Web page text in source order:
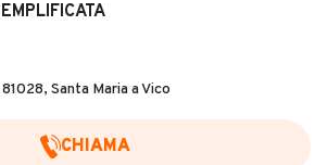
Santa Maria a Vico
CHIAMA